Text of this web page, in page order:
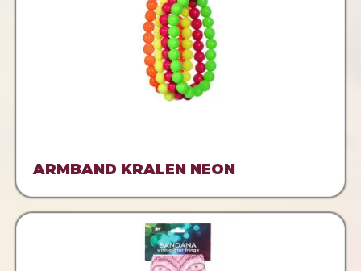
ARMBAND KRALEN NEON